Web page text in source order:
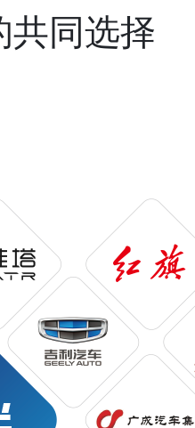
共同选择